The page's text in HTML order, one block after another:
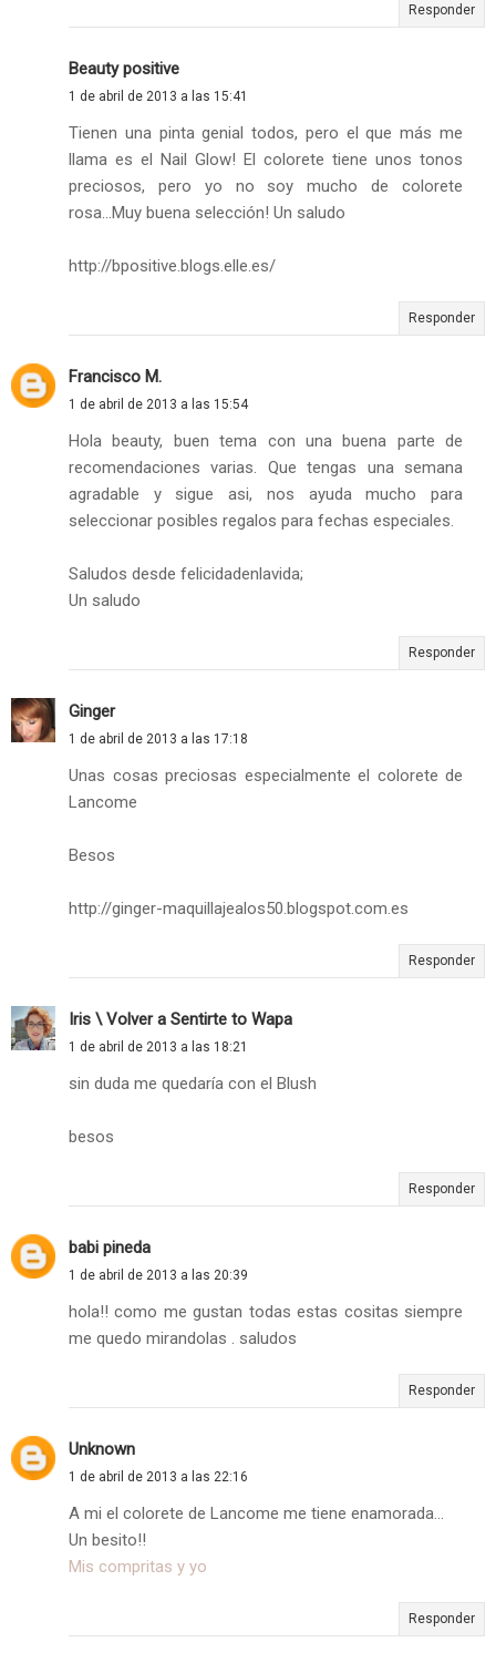
Responder
Beauty positive
1 de abril de 2013 a las 15:41
Tienen una pinta genial todos, pero el que más me
llama es el Nail Glow! El colorete tiene unos tonos
preciosos, pero yo no soy mucho de colorete
rosa...Muy buena selección! Un saludo
http://bpositive.blogs.elle.es/
Responder
Francisco M.
1 de abril de 2013 a las 15:54
Hola beauty, buen tema con una buena parte de
recomendaciones varias. Que tengas una semana
agradable y sigue asi, nos ayuda mucho para
seleccionar posibles regalos para fechas especiales.
Saludos desde felicidadenlavida;
Un saludo
Responder
Ginger
1 de abril de 2013 a las 17:18
Unas cosas preciosas especialmente el colorete de
Lancome
Besos
http://ginger-maquillajealos50.blogspot.com.es
Responder
Iris \ Volver a Sentirte to Wapa
1 de abril de 2013 a las 18:21
sin duda me quedaría con el Blush
besos
Responder
babi pineda
1 de abril de 2013 a las 20:39
hola!! como me gustan todas estas cositas siempre
me quedo mirandolas . saludos
Responder
Unknown
1 de abril de 2013 a las 22:16
A mi el colorete de Lancome me tiene enamorada...
Un besito!!
Mis compritas y yo
Responder